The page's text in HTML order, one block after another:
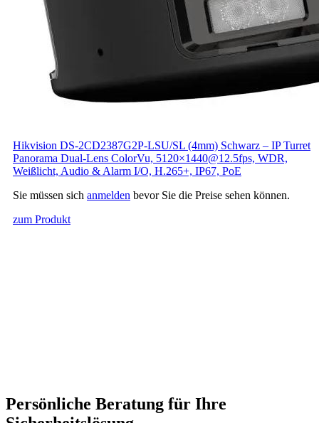
Hikvision DS-2CD2387G2P-LSU/SL (4mm) Schwarz – IP Turret
Panorama Dual‑Lens ColorVu, 5120×1440@12.5fps, WDR,
Weißlicht, Audio & Alarm I/O, H.265+, IP67, PoE
Sie müssen sich anmelden bevor Sie die Preise sehen können.
zum Produkt
Persönliche Beratung für Ihre